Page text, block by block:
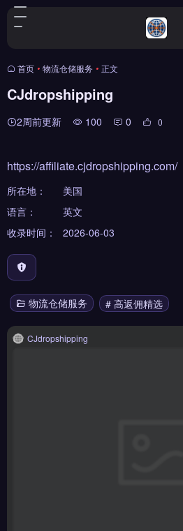
首页 • 物流仓储服务 • 正文
CJdropshipping
2周前更新 100 0 0
https://affiliate.cjdropshipping.com/
所在地：
美国
语言：
英文
收录时间：
2026-06-03
物流仓储服务 # 高返佣精选
CJdropshipping